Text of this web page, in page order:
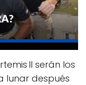
II serán los
lunar después